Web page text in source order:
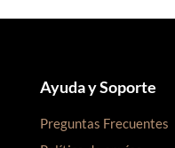
Ayuda y Soporte
Preguntas Frecuentes